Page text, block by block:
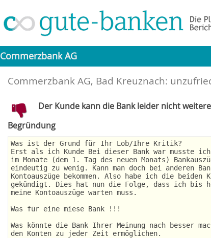
Commerzbank AG
Commerzbank AG, Bad Kreuznach:
Der Kunde kann die Bank leider nicht
Begründung
Was ist der Grund für Ihr Lob/Ihre Kritik?
Erst als ich Kunde Bei dieser Bank war musste
im Monate (dem 1. Tag des neuen Monats)
eindeutig zu wenig. Kann man doch bei anderen
Kontoauszüge bekommen. Also habe ich die beiden
gekündigt. Dies hat nun die Folge, dass ich bis
meine Kontoauszüge warten muss.
Was für eine miese Bank !!!
Was könnte die Bank Ihrer Meinung nach besser
den Konten zu jeder Zeit ermöglichen.